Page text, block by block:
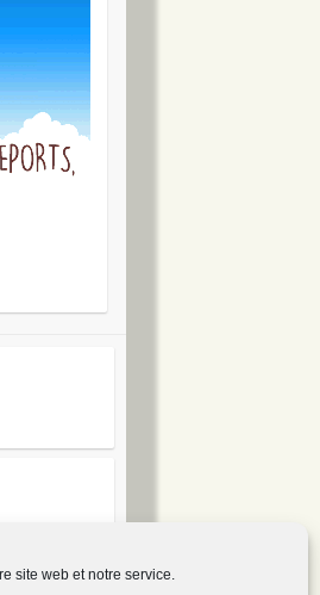
site web et notre service.